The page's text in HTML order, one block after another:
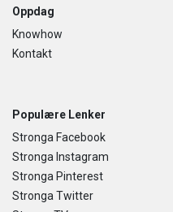
Oppdag
Knowhow
Kontakt
Populære Lenker
Stronga Facebook
Stronga Instagram
Stronga Pinterest
Stronga Twitter